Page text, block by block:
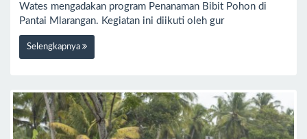
Wates mengadakan program Penanaman Bibit Pohon di
Pantai Mlarangan. Kegiatan ini diikuti oleh gur
Selengkapnya